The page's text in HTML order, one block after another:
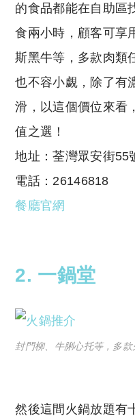
的食品都能在自助區
食兩小時，顧客可享
斯黑牛等，多款肉類
也不容小覷，除了有
滑，以這個價位來看
值之選！
地址：荃灣眾安街55
電話：26146818
餐廳官網
2. 一鍋堂
封門柳、牛脷心托等，多
然後這間火鍋放題有